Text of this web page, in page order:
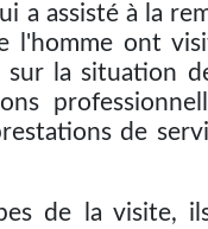
a assisté à la
l'homme ont
la situation
de
de la visite,